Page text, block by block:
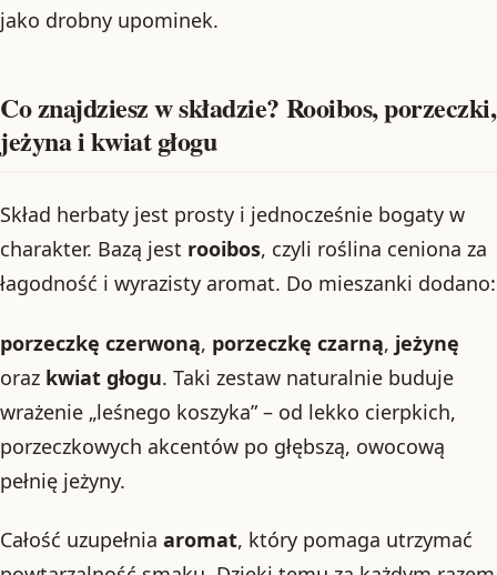
jako drobny upominek.
Co znajdziesz w składzie? Rooibos, porzeczki,
jeżyna i kwiat głogu
Skład herbaty jest prosty i jednocześnie bogaty w
charakter. Bazą jest rooibos, czyli roślina ceniona za
łagodność i wyrazisty aromat. Do mieszanki dodano:
porzeczkę czerwoną, porzeczkę czarną, jeżynę
oraz kwiat głogu. Taki zestaw naturalnie buduje
wrażenie „leśnego koszyka” – od lekko cierpkich,
porzeczkowych akcentów po głębszą, owocową
pełnię jeżyny.
Całość uzupełnia aromat, który pomaga utrzymać